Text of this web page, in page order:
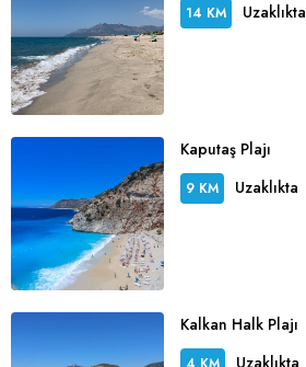
14 KM Uzaklıkta
Kaputaş Plajı
9 KM Uzaklıkta
Kalkan Halk Plajı